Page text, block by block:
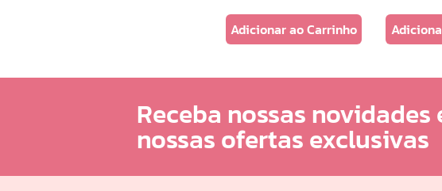
Adicionar ao Carrinho
Receba nossas novidades
nossas ofertas exclusivas